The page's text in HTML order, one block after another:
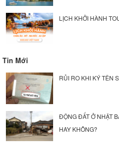
LỊCH KHỞI HÀNH
Tin Mới
RỦI RO KHI KÝ TÊN
ĐỘNG ĐẤT Ở NHẬT
HAY KHÔNG?